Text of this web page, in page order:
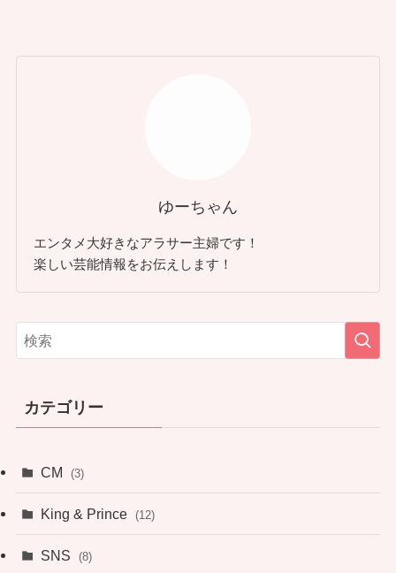
ゆーちゃん
エンタメ大好きなアラサー主婦です！
楽しい芸能情報をお伝えします！
カテゴリー
CM (3)
King & Prince (12)
SNS (8)